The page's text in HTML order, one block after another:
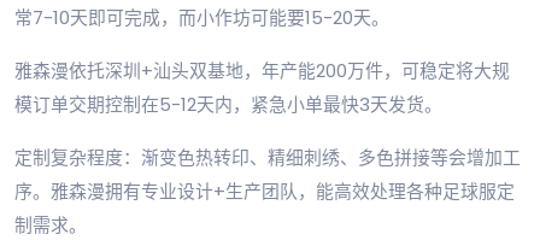
常7-10天即可完成，而小作坊可能要15-20天。
雅森漫依托深圳+汕头双基地，年产能200万件，可稳定将大规
模订单交期控制在5-12天内，紧急小单最快3天发货。
定制复杂程度：渐变色热转印、精细刺绣、多色拼接等会增加工
序。雅森漫拥有专业设计+生产团队，能高效处理各种足球服定
制需求。